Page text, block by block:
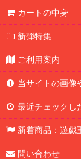
カートの中身
新弾特集
ご利用案内
当サイトの画像
最近チェックし
新着商品：遊戯
問い合わせ